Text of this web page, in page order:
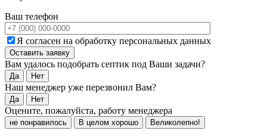
Ваш телефон
Я согласен на обработку персональных данных
Вам удалось подобрать септик под Ваши задачи?
Да Нет
Наш менеджер уже перезвонил Вам?
Да Нет
Оцените, пожалуйста, работу менеджера
не понравилось В целом хорошо Великолепно!